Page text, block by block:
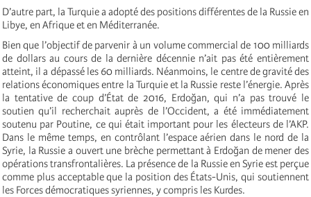
D’autre part, la Turquie a adopté des positions différentes de la Russie en
Libye, en Afrique et en Méditerranée.
Bien que l’objectif de parvenir à un volume commercial de 100 milliards
de dollars au cours de la dernière décennie n’ait pas été entièrement
atteint, il a dépassé les 60 milliards. Néanmoins, le centre de gravité des
relations économiques entre la Turquie et la Russie reste l’énergie. Après
la tentative de coup d’État de 2016, Erdoğan, qui n’a pas trouvé le
soutien qu’il recherchait auprès de l’Occident, a été immédiatement
soutenu par Poutine, ce qui était important pour les électeurs de l’AKP.
Dans le même temps, en contrôlant l’espace aérien dans le nord de la
Syrie, la Russie a ouvert une brèche permettant à Erdoğan de mener des
opérations transfrontalières. La présence de la Russie en Syrie est perçue
comme plus acceptable que la position des États-Unis, qui soutiennent
les Forces démocratiques syriennes, y compris les Kurdes.